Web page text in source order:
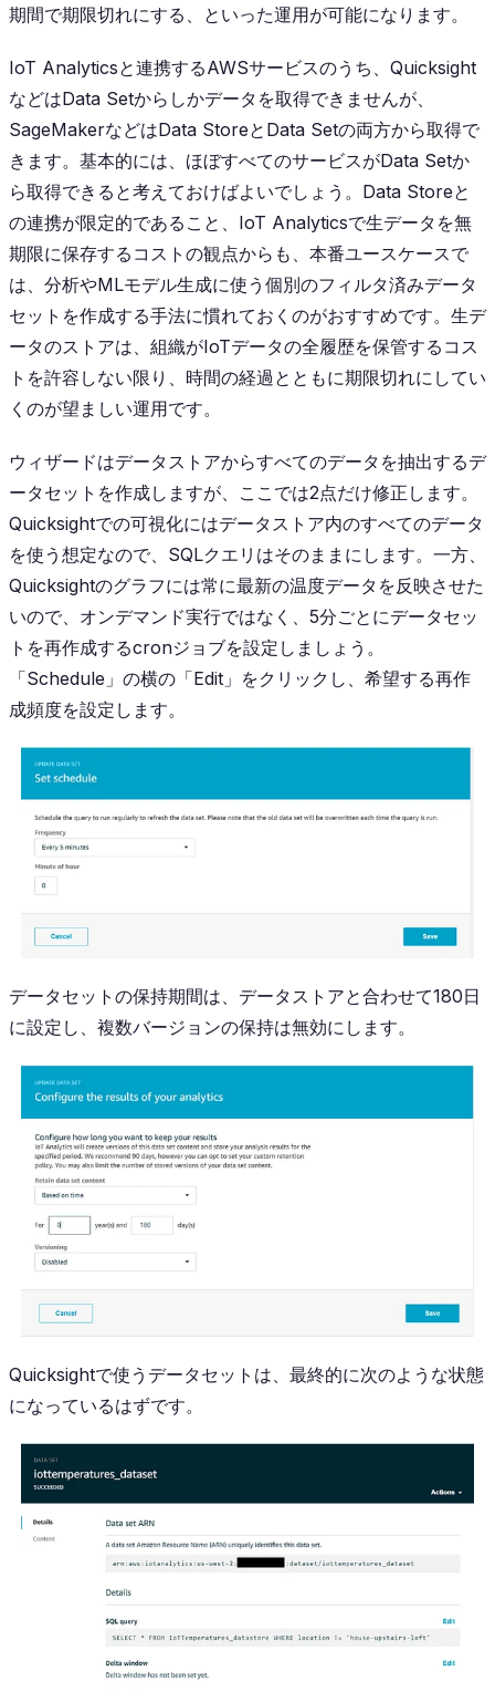
期間で期限切れにする、といった運用が可能になります。
IoT Analyticsと連携するAWSサービスのうち、Quicksight
などはData Setからしかデータを取得できませんが、
SageMakerなどはData StoreとData Setの両方から取得で
きます。基本的には、ほぼすべてのサービスがData Setか
ら取得できると考えておけばよいでしょう。Data Storeと
の連携が限定的であること、IoT Analyticsで生データを無
期限に保存するコストの観点からも、本番ユースケースで
は、分析やMLモデル生成に使う個別のフィルタ済みデータ
セットを作成する手法に慣れておくのがおすすめです。生デ
ータのストアは、組織がIoTデータの全履歴を保管するコス
トを許容しない限り、時間の経過とともに期限切れにしてい
くのが望ましい運用です。
ウィザードはデータストアからすべてのデータを抽出するデ
ータセットを作成しますが、ここでは2点だけ修正します。
Quicksightでの可視化にはデータストア内のすべてのデータ
を使う想定なので、SQLクエリはそのままにします。一方、
Quicksightのグラフには常に最新の温度データを反映させた
いので、オンデマンド実行ではなく、5分ごとにデータセッ
トを再作成するcronジョブを設定しましょう。
「Schedule」の横の「Edit」をクリックし、希望する再作
成頻度を設定します。
データセットの保持期間は、データストアと合わせて180日
に設定し、複数バージョンの保持は無効にします。
Quicksightで使うデータセットは、最終的に次のような状態
になっているはずです。